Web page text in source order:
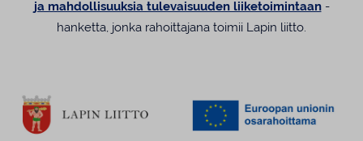
ja mahdollisuuksia tulevaisuuden liiketoimintaan-
hanketta, jonka rahoittajana toimii Lapin liitto.